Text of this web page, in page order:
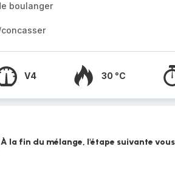
boulanger
V4 30 °C
la fin du mélange, l'étape suivante